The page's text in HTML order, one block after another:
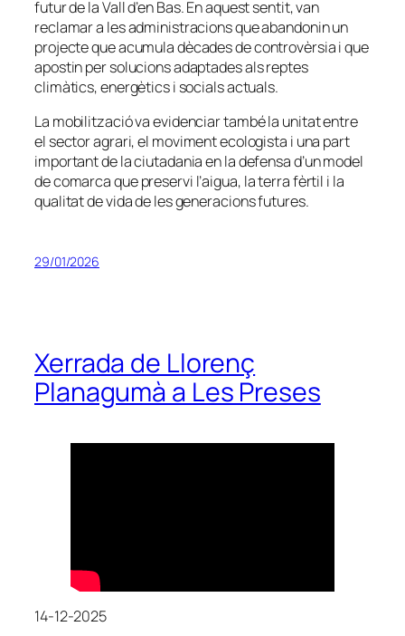
futur de la Vall d’en Bas. En aquest sentit, van
reclamar a les administracions que abandonin un
projecte que acumula dècades de controvèrsia i que
apostin per solucions adaptades als reptes
climàtics, energètics i socials actuals.
La mobilització va evidenciar també la unitat entre
el sector agrari, el moviment ecologista i una part
important de la ciutadania en la defensa d’un model
de comarca que preservi l’aigua, la terra fèrtil i la
qualitat de vida de les generacions futures.
29/01/2026
Xerrada de Llorenç
Planagumà a Les Preses
14-12-2025